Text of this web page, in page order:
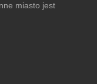
miasto jest